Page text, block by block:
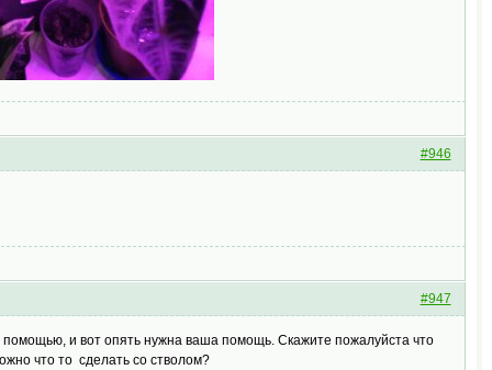
#946
#947
и вот опять нужна ваша помощь. Скажите пожалуйста что
что то сделать со стволом?